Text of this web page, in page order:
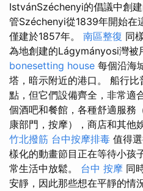
IstvánSzéchenyi的倡議中創建
管Széchenyi從1839年開始在
僅建於1857年。 南區整復 同
為地創建的Lágymányosi灣被
bonesetting house 每個沿海
塔，暗示附近的港口。 船行
點，但它們設備齊全，非常適
個酒吧和餐館，各種舒適服務
康部門，按摩），商店和其他
竹北撥筋 台中按摩排毒 值得
樣化的動畫節目正在等待小孩
常生活中放鬆。 台中 按摩 同
安靜，因此那些想在平靜的情